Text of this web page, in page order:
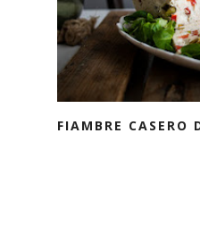
FIAMBRE CASERO